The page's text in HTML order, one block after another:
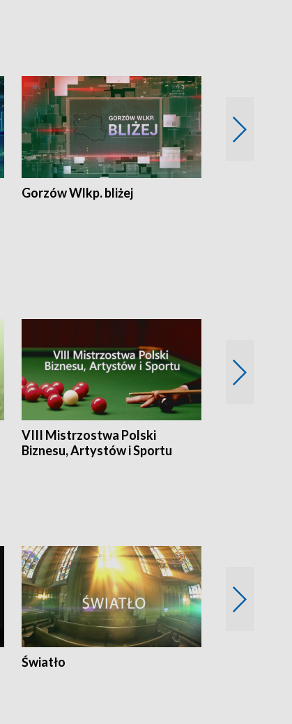
Gorzów Wlkp. bliżej
VIII Mistrzostwa Polski
Biznesu, Artystów i Sportu
Światło